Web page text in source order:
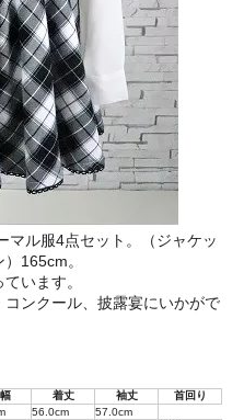
マル服4点セット。（ジャケッ
165cm。
います。
ンクール、披露宴にいかがで
着丈 袖丈
首回り
56.0cm
57.0cm